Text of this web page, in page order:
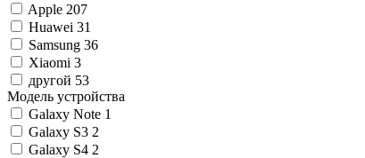
Apple 207
Huawei 31
Samsung 36
Xiaomi 3
другой 53
Модель устройства
Galaxy Note 1
Galaxy S3 2
Galaxy S4 2